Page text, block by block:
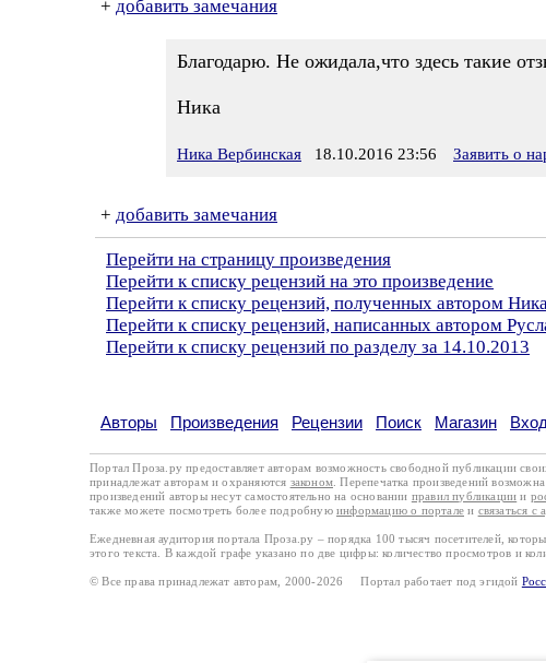
+ добавить замечания
Благодарю. Не ожидала,что здесь такие
Ника
Ника Вербинская 18.10.2016 23:56 Заявить о
+ добавить замечания
Перейти на страницу произведения
Перейти к списку рецензий на это произведение
Перейти к списку рецензий, полученных автором
Перейти к списку рецензий, написанных автором
Перейти к списку рецензий по разделу за 14.10.2013
Авторы Произведения Рецензии Поиск Магазин
Портал Проза.ру предоставляет авторам возможность свободной публикации
принадлежат авторам и охраняются законом . Перепечатка произведений
произведений авторы несут самостоятельно на основании правил публикации и
также можете посмотреть более подробную информацию о портале и связаться с
Ежедневная аудитория портала Проза.ру – порядка 100 тысяч посетителей,
этого текста. В каждой графе указано по две цифры: количество просмотров и
© Все права принадлежат авторам, 2000-2026 Портал работает под эгидой